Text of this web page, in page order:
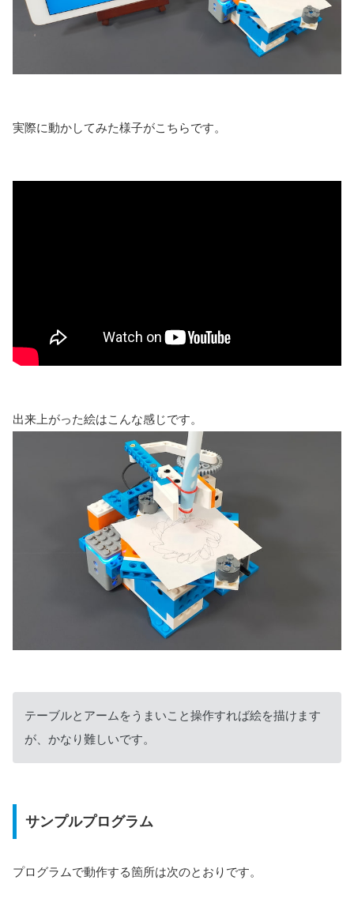
実際に動かしてみた様子がこちらです。
出来上がった絵はこんな感じです。
テーブルとアームをうまいこと操作すれば絵を描けます
が、かなり難しいです。
サンプルプログラム
プログラムで動作する箇所は次のとおりです。